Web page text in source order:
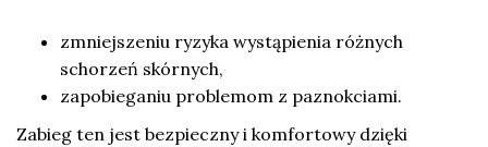
zmniejszeniu ryzyka wystąpienia różnych
schorzeń skórnych,
zapobieganiu problemom z paznokciami.
Zabieg ten jest bezpieczny i komfortowy dzięki